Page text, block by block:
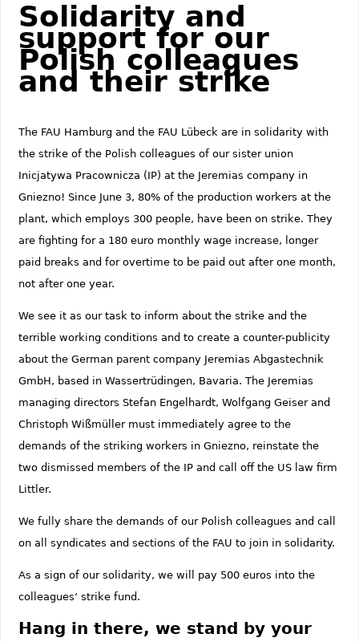
Solidarity and
support for our
Polish colleagues
and their strike
The FAU Hamburg and the FAU Lübeck are in solidarity with
the strike of the Polish colleagues of our sister union
Inicjatywa Pracownicza (IP) at the Jeremias company in
Gniezno! Since June 3, 80% of the production workers at the
plant, which employs 300 people, have been on strike. They
are fighting for a 180 euro monthly wage increase, longer
paid breaks and for overtime to be paid out after one month,
not after one year.
We see it as our task to inform about the strike and the
terrible working conditions and to create a counter-publicity
about the German parent company Jeremias Abgastechnik
GmbH, based in Wassertrüdingen, Bavaria. The Jeremias
managing directors Stefan Engelhardt, Wolfgang Geiser and
Christoph Wißmüller must immediately agree to the
demands of the striking workers in Gniezno, reinstate the
two dismissed members of the IP and call off the US law firm
Littler.
We fully share the demands of our Polish colleagues and call
on all syndicates and sections of the FAU to join in solidarity.
As a sign of our solidarity, we will pay 500 euros into the
colleagues‘ strike fund.
Hang in there, we stand by your